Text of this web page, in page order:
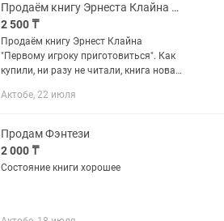
Продаём книгу Эрнеста Клайна Первому игроку приготовиться
2 500 ₸
Продаём книгу Эрнест Клайна
"Первому игроку приготовиться". Как
купили, ни разу не читали, книга новая.
Спилберга.
Актобе, 22 июля
Продам Фэнтези
2 000 ₸
Состояние книги хорошее